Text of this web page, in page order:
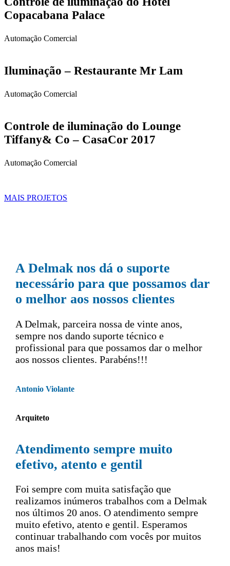
Copacabana Palace
Automação Comercial
Iluminação – Restaurante Mr Lam
Automação Comercial
Controle de iluminação do Lounge
Tiffany& Co – CasaCor 2017
Automação Comercial
MAIS PROJETOS
A Delmak nos dá o suporte
necessário para que possamos dar
o melhor aos nossos clientes
A Delmak, parceira nossa de vinte anos,
sempre nos dando suporte técnico e
profissional para que possamos dar o melhor
aos nossos clientes. Parabéns!!!
Antonio Violante
Arquiteto
Atendimento sempre muito
efetivo, atento e gentil
Foi sempre com muita satisfação que
realizamos inúmeros trabalhos com a Delmak
nos últimos 20 anos. O atendimento sempre
muito efetivo, atento e gentil. Esperamos
continuar trabalhando com vocês por muitos
anos mais!